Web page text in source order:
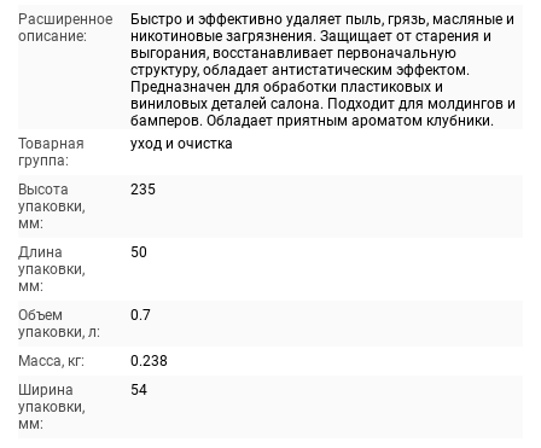
Расширенное
описание:
Быстро и эффективно удаляет пыль, грязь, масляные и
никотиновые загрязнения. Защищает от старения и
выгорания, восстанавливает первоначальную
структуру, обладает антистатическим эффектом.
Предназначен для обработки пластиковых и
виниловых деталей салона. Подходит для молдингов и
бамперов. Обладает приятным ароматом клубники.
Товарная
группа:
уход и очистка
Высота
упаковки,
мм:
235
Длина
упаковки,
мм:
50
Объем
упаковки, л:
0.7
Масса, кг:
0.238
Ширина
упаковки,
мм:
54